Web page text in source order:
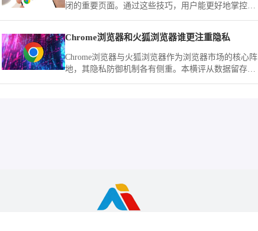
闭的重要页面。通过这些技巧，用户能更好地掌控多
Chrome浏览器和火狐浏览器谁更注重隐私
Chrome浏览器与火狐浏览器作为浏览器市场的核心阵
地，其隐私防御机制各有侧重。本横评从数据留存、